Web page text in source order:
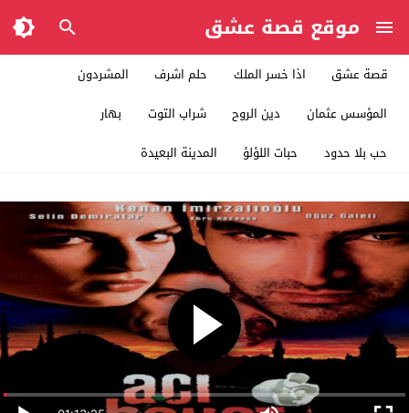
موقع قصة عشق
قصة عشق اذا خسر الملك حلم اشرف
المشردون
المؤسس عثمان
دين الروح شراب التوت
بهار
حب بلا حدود
حبات اللؤلؤ المدينة البعيدة